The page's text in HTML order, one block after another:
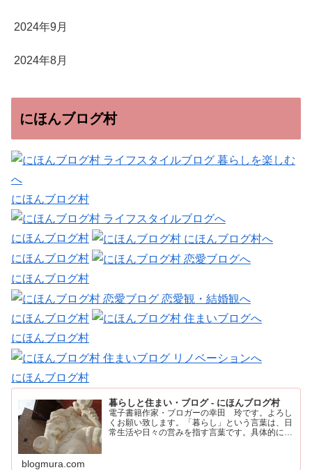
2024年9月
2024年8月
にほんブログ村
にほんブログ村
にほんブログ村
にほんブログ村
にほんブログ村
にほんブログ村
にほんブログ村
にほんブログ村
暮らしと住まい・ブログ - にほんブログ村
電子書籍作家・ブロガーの幸田 玲です。よろし
くお願い致します。「暮らし」という言葉は、日
常生活や日々の営みを指す言葉です。具体的に
blogmura.com